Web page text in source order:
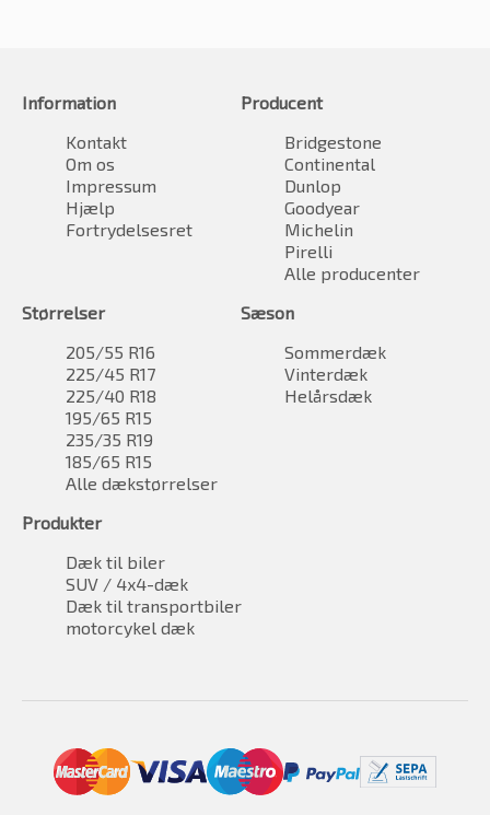
Information
Kontakt
Om os
Impressum
Hjælp
Fortrydelsesret
Producent
Bridgestone
Continental
Dunlop
Goodyear
Michelin
Pirelli
Alle producenter
Størrelser
205/55 R16
225/45 R17
225/40 R18
195/65 R15
235/35 R19
185/65 R15
Alle dækstørrelser
Sæson
Sommerdæk
Vinterdæk
Helårsdæk
Produkter
Dæk til biler
SUV / 4x4-dæk
Dæk til transportbiler
motorcykel dæk